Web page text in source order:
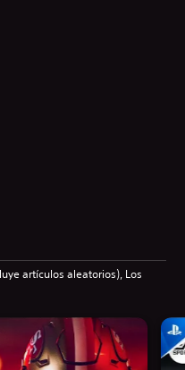
artículos aleatorios), Los